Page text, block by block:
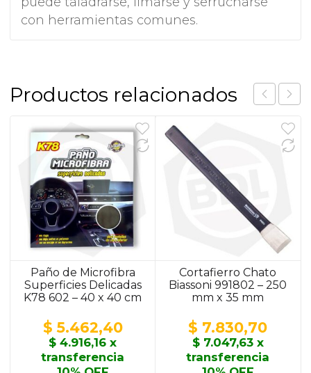
con herramientas comunes.
Productos relacionados
Paño de Microfibra
Superficies Delicadas
K78 602 – 40 x 40 cm
$ 5.462,40
$ 4.916,16 x
transferencia
Cortafierro Chato
Biassoni 991802 – 250
mm x 35 mm
$ 7.830,70
$7.047,63x
transferencia